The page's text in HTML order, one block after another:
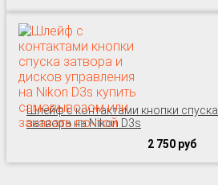
Шлейф с контактами кнопки спуска
затвора на Nikon D3s
2 750 руб